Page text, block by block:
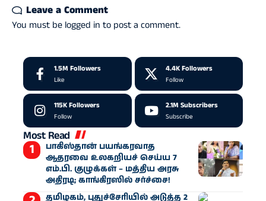
Leave a Comment
You must be logged in to post a comment.
1.5M Followers
Like
4.4K Followers
Follow
115KFollowers
Follow
2.1M Subscribers
Subscribe
Most Read
பாகிஸ்தான் பயங்கரவாத
ஆதரவை உலகறியச் செய்ய 7
எம்.பி. குழுக்கள் – மத்திய அரசு
அதிரடி; காங்கிரஸில் சர்ச்சை!
தமிழகம், புதுச்சேரியில் அடுத்த 2